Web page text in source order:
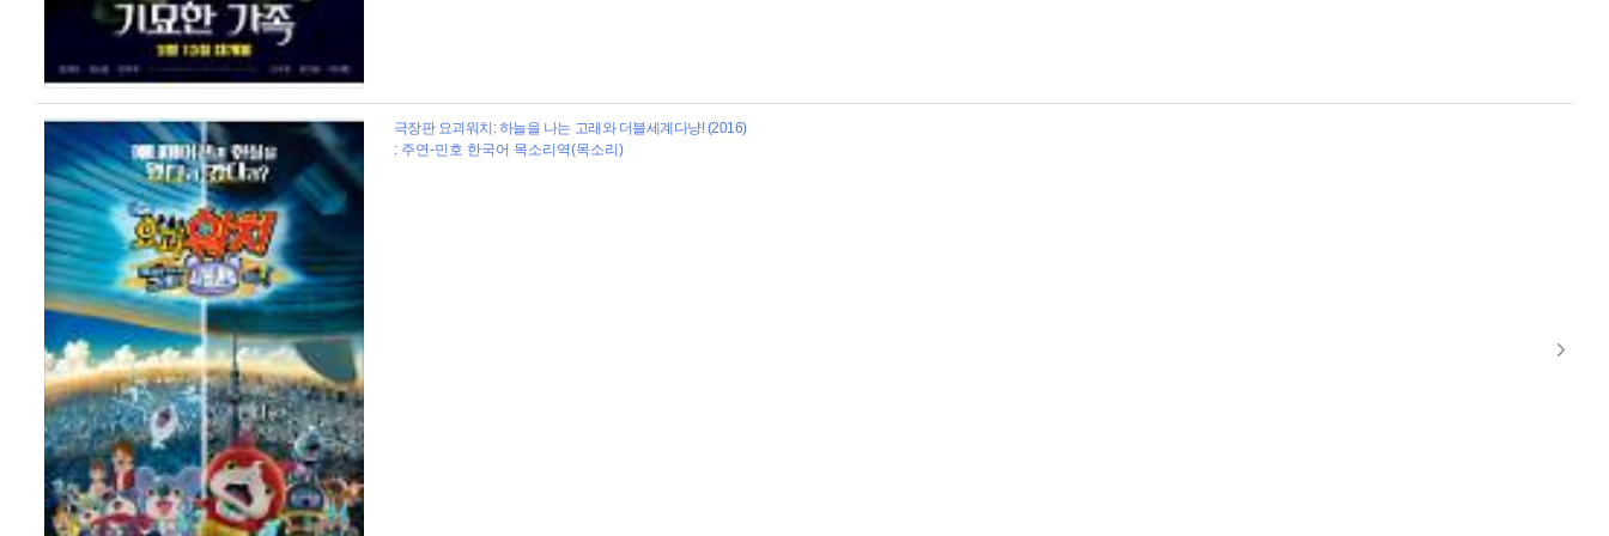
극장판 요괴워치: 하늘을 나는 고래와 더블세계다냥! (2016)
: 주연-민호 한국어 목소리역(목소리)